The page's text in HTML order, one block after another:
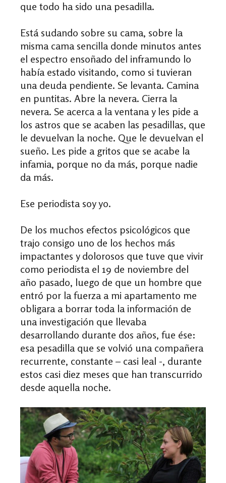
que todo ha sido una pesadilla.
Está sudando sobre su cama, sobre la
misma cama sencilla donde minutos antes
el espectro ensoñado del inframundo lo
había estado visitando, como si tuvieran
una deuda pendiente. Se levanta. Camina
en puntitas. Abre la nevera. Cierra la
nevera. Se acerca a la ventana y les pide a
los astros que se acaben las pesadillas, que
le devuelvan la noche. Que le devuelvan el
sueño. Les pide a gritos que se acabe la
infamia, porque no da más, porque nadie
da más.
Ese periodista soy yo.
De los muchos efectos psicológicos que
trajo consigo uno de los hechos más
impactantes y dolorosos que tuve que vivir
como periodista el 19 de noviembre del
año pasado, luego de que un hombre que
entró por la fuerza a mi apartamento me
obligara a borrar toda la información de
una investigación que llevaba
desarrollando durante dos años, fue ése:
esa pesadilla que se volvió una compañera
recurrente, constante – casi leal -, durante
estos casi diez meses que han transcurrido
desde aquella noche.